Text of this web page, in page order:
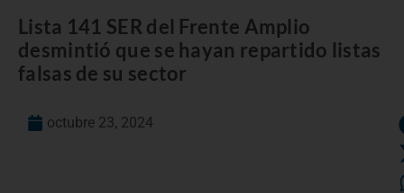
Lista 141 SER del Frente Amplio
desmintió que se hayan repartido listas
falsas de su sector
octubre 23, 2024